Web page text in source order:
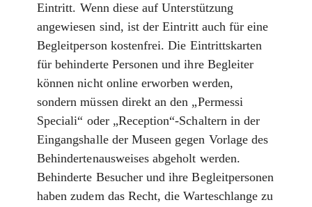
Eintritt. Wenn diese auf Unterstützung
angewiesen sind, ist der Eintritt auch für eine
Begleitperson kostenfrei. Die Eintrittskarten
für behinderte Personen und ihre Begleiter
können nicht online erworben werden,
sondern müssen direkt an den „Permessi
Speciali“ oder „Reception“-Schaltern in der
Eingangshalle der Museen gegen Vorlage des
Behindertenausweises abgeholt werden.
Behinderte Besucher und ihre Begleitpersonen
haben zudem das Recht, die Warteschlange zu